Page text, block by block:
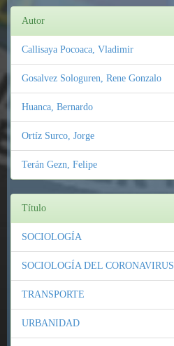
Autor
Callisaya Pocoaca, Vladimir
Gosalvez Sologuren, Rene Gonzalo
Huanca, Bernardo
Ortíz Surco, Jorge
Terán Gezn, Felipe
Título
SOCIOLOGÍA
SOCIOLOGÍA DEL CORONAVIRUS
TRANSPORTE
URBANIDAD